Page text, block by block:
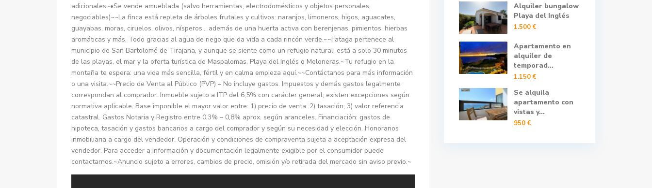
adicionales~•Se vende amueblada (salvo herramientas, electrodomésticos y objetos personales,
negociables)~~La finca está repleta de árboles frutales y cultivos: naranjos, limoneros, higos, aguacates,
guayabas, moras, ciruelos, olivos, nísperos… además de una huerta activa con berenjenas, pimientos, hierbas
aromáticas y más. Todo gracias al agua de riego que da vida a cada rincón verde.~~Fataga pertenece al
municipio de San Bartolomé de Tirajana, y aunque se siente como un refugio natural, está a solo 30 minutos
de las playas, el mar y la oferta turística de Maspalomas, Playa del Inglés o Meloneras.~Tu refugio en la
montaña te espera: una vida más sencilla, fértil y en calma empieza aquí.~~Contáctanos para más información
o una visita.~~Precio de Venta al Público (PVP) – No incluye gastos. Impuestos y demás gastos legalmente
correspondan al comprador. Inmueble sujeto a ITP del 6,5% con carácter general; existen excepciones según
normativa aplicable. Base imponible el mayor valor entre: 1) precio de venta: 2) tasación; 3) valor referencia
catastral. Gastos Notaria y Registro entre 0,3% – 0,8% aprox. según aranceles. Financiación: gastos de
hipoteca, tasación y gastos bancarios a cargo del comprador y según su necesidad y elección. Honorarios
inmobiliaria a cargo del vendedor. Operación y condiciones de compraventa sujeta a aceptación expresa del
vendedor. Para acceder a información y documentación legalmente exigible por el consumidor puede
contactarnos.~Anuncio sujeto a errores, cambios de precio, omisión y/o retirada del mercado sin aviso previo.~
Alquiler bungalow
Playa del Inglés
1.500 €
Apartamento en
alquiler de
temporad...
1.150 €
Se alquila
apartamento con
vistas y...
950 €